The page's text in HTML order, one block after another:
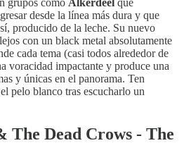
desde la línea más dura y que
producido de la leche. Su nuevo
con un black metal absolutamente
cada tema (casi todos alrededor de
voracidad impactante y produce una
y únicas en el panorama. Ten
pelo blanco tras escucharlo un
The Dead Crows - The